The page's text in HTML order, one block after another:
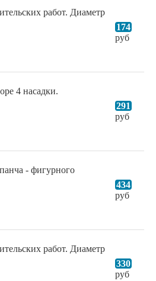
работ. Диаметр
174
руб
4 насадки.
291
руб
- фигурного
434
руб
работ. Диаметр
330
руб